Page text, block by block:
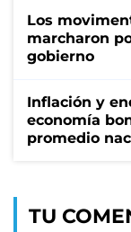
Los
marcharon
gobierno
Inflación y
economía
promedio
TU